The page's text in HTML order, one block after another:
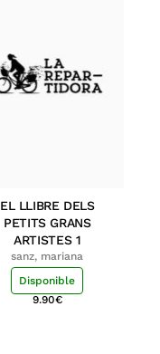
EL LLIBRE DELS
PETITS GRANS
ARTISTES 1
sanz, mariana
Disponible
9.90€